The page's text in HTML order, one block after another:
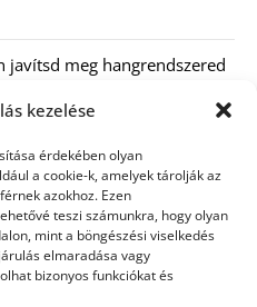
kezelése
érdekében olyan
a cookie-k, amelyek tárolják az
azokhoz. Ezen
teszi számunkra, hogy olyan
mint a böngészési viselkedés
elmaradása vagy
bizonyos funkciókat és
javítsd meg hangrendszered
kell figyelni?
ban előfoglalással: mit
biztosít